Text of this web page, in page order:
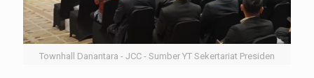
Townhall Danantara - JCC - Sumber YT Sekertariat Presiden